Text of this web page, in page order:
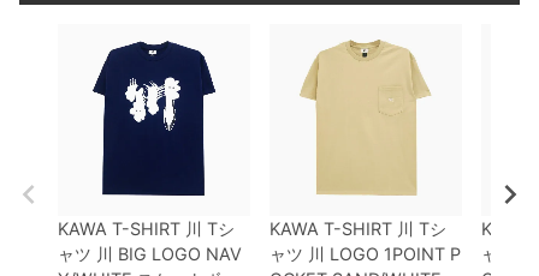
KAWA T-SHIRT 川 Tシ
ャツ 川 BIG LOGO NAV
KAWA T-SHIRT 川 Tシ
ャツ 川 LOGO 1POINT P
KAWA
ャツ